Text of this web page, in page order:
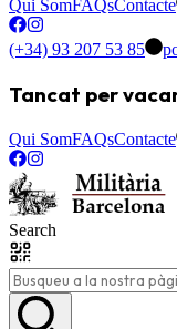
Qui SomFAQsContacte
(+34) 93 207 53 85
Tancat per
Qui SomFAQsContacte
Search